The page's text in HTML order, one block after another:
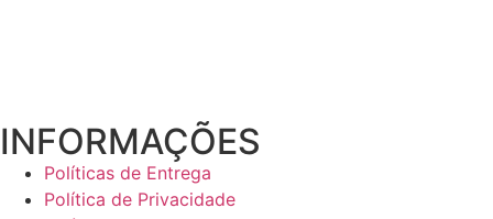
INFORMAÇÕES
Políticas de Entrega
Política de Privacidade